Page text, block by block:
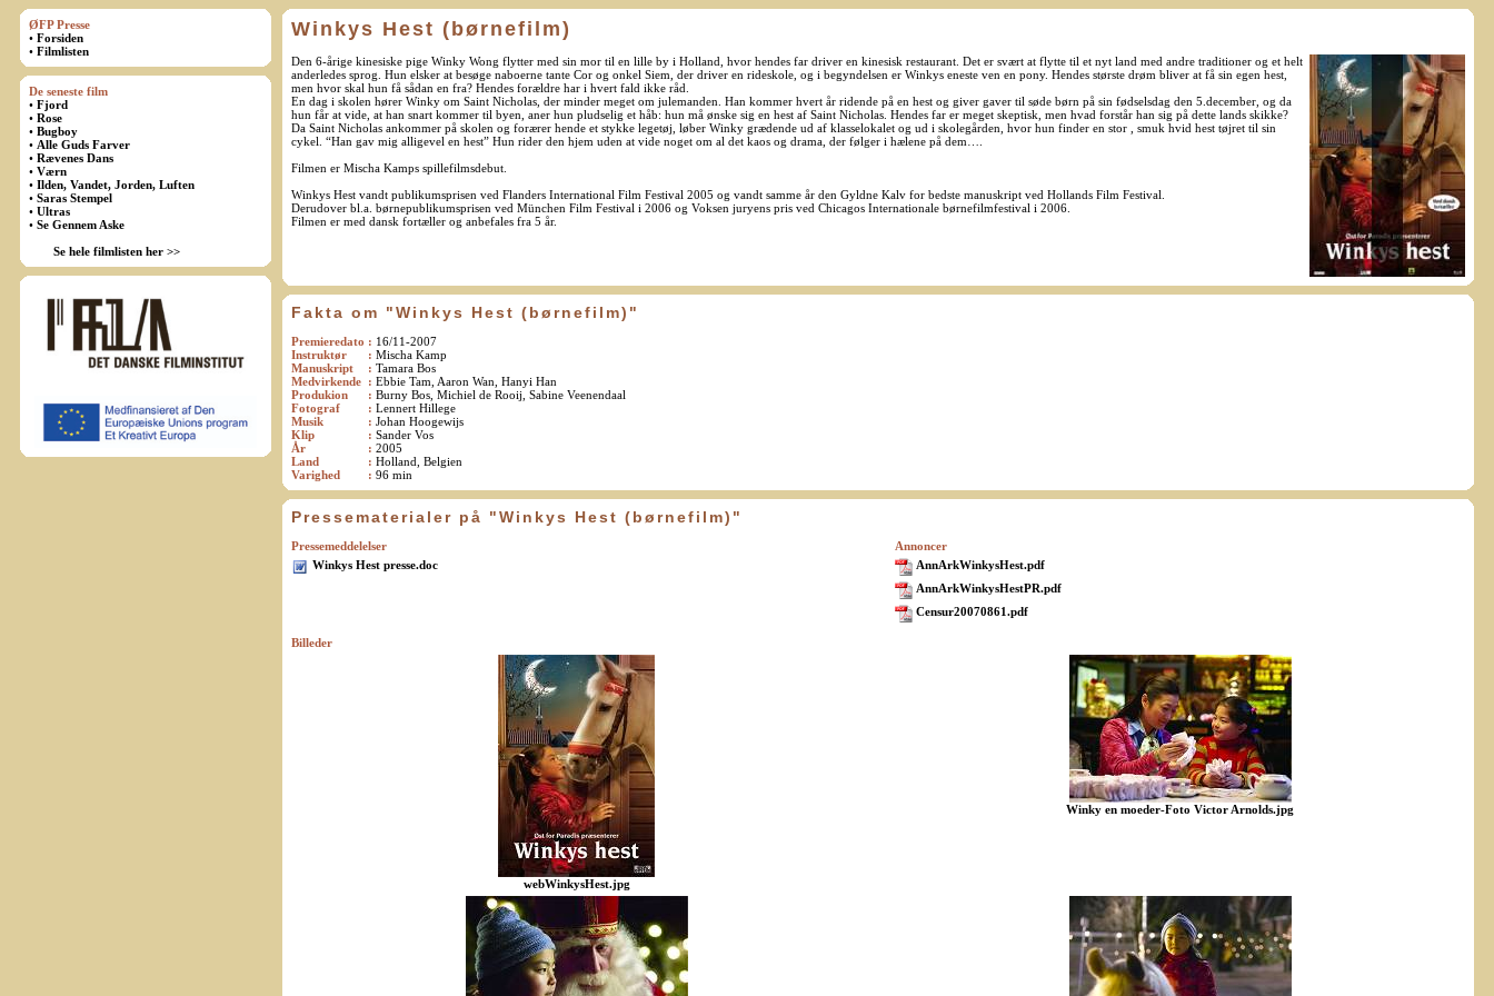
ØFP Presse
• Forsiden
• Filmlisten
De seneste film
• Fjord
• Rose
• Bugboy
• Alle Guds Farver
• Rævenes Dans
• Værn
• Ilden, Vandet, Jorden, Luften
• Saras Stempel
• Ultras
• Se Gennem Aske
Se hele filmlisten her >>
Winkys Hest (børnefilm)
Den 6-årige kinesiske pige Winky Wong flytter med sin mor til en lille by i Holland, hvor hendes far driver en kinesisk restaurant. Det er svært at flytte til et nyt land med andre traditioner og et helt
anderledes sprog. Hun elsker at besøge naboerne tante Cor og onkel Siem, der driver en rideskole, og i begyndelsen er Winkys eneste ven en pony. Hendes største drøm bliver at få sin egen hest,
men hvor skal hun få sådan en fra? Hendes forældre har i hvert fald ikke råd.
En dag i skolen hører Winky om Saint Nicholas, der minder meget om julemanden. Han kommer hvert år ridende på en hest og giver gaver til søde børn på sin fødselsdag den 5.december, og da
hun får at vide, at han snart kommer til byen, aner hun pludselig et håb: hun må ønske sig en hest af Saint Nicholas. Hendes far er meget skeptisk, men hvad forstår han sig på dette lands skikke?
Da Saint Nicholas ankommer på skolen og forærer hende et stykke legetøj, løber Winky grædende ud af klasselokalet og ud i skolegården, hvor hun finder en stor , smuk hvid hest tøjret til sin
cykel. “Han gav mig alligevel en hest” Hun rider den hjem uden at vide noget om al det kaos og drama, der følger i hælene på dem….
Filmen er Mischa Kamps spillefilmsdebut.
Winkys Hest vandt publikumsprisen ved Flanders International Film Festival 2005 og vandt samme år den Gyldne Kalv for bedste manuskript ved Hollands Film Festival.
Derudover bl.a. børnepublikumsprisen ved München Film Festival i 2006 og Voksen juryens pris ved Chicagos Internationale børnefilmfestival i 2006.
Filmen er med dansk fortæller og anbefales fra 5 år.
Fakta om "Winkys Hest (børnefilm)"
Premieredato : 16/11-2007
Instruktør
: Mischa Kamp
Manuskript
: Tamara Bos
Medvirkende : Ebbie Tam, Aaron Wan, Hanyi Han
Produkion
: Burny Bos, Michiel de Rooij, Sabine Veenendaal
Fotograf
: Lennert Hillege
Musik
: Johan Hoogewijs
Klip
: Sander Vos
År
: 2005
Land
: Holland, Belgien
Varighed
: 96 min
Pressematerialer på "Winkys Hest (børnefilm)"
Pressemeddelelser
Winkys Hest presse.doc
Annoncer
AnnArkWinkysHest.pdf
AnnArkWinkysHestPR.pdf
Censur20070861.pdf
Billeder
webWinkysHest.jpg
Winky en moeder-Foto Victor Arnolds.jpg